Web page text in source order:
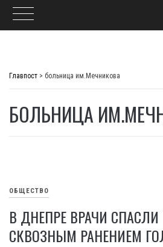
Главпост > больница им.Мечникова
БОЛЬНИЦА
ОБЩЕСТВО
В ДНЕПРЕ ВРАЧИ
СКВОЗНЫМ РАНЕНИЕМ